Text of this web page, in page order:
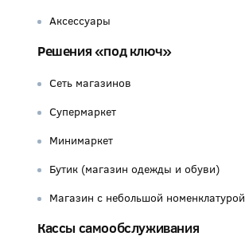
Аксессуары
Решения «под ключ»
Сеть магазинов
Супермаркет
Минимаркет
Бутик (магазин одежды и обуви)
Магазин с небольшой номенклатурой
Кассы самообслуживания